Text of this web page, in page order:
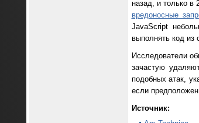
назад, и только в
вредоносные
JavaScript
выполнять код из
Исследователи
зачастую
подобных атак,
если
Источник: